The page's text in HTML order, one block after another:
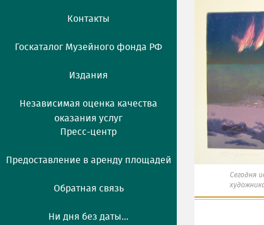
Контакты
Госкаталог Музейного фонда РФ
Издания
Независимая оценка качества
оказания услуг
Пресс-центр
Предоставление в аренду площадей
Обратная связь
Ни дня без даты...
Сегодня